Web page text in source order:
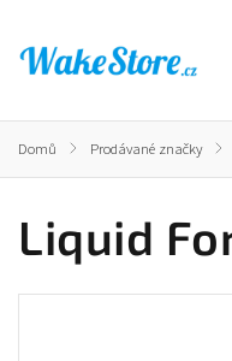
Domů / Prodávané značky /
Liquid